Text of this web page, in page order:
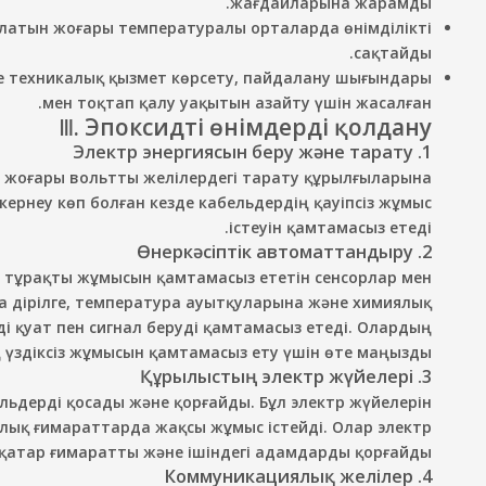
жоғары температуралы орталарда өнімділікті
сақтайды.
қызмет көрсету, пайдалану шығындары
мен тоқтап қалу уақытын азайту үшін жасалған.
Ⅲ. Эпоксидті өнімдерді қолдану
1. Электр энергиясын беру және тарату
вольтты желілердегі тарату құрылғыларына
көп болған кезде кабельдердің қауіпсіз жұмыс
істеуін қамтамасыз етеді.
2. Өнеркәсіптік автоматтандыру
тұрақты жұмысын қамтамасыз ететін сенсорлар мен
дірілге, температура ауытқуларына және химиялық
қуат пен сигнал беруді қамтамасыз етеді. Олардың
үздіксіз жұмысын қамтамасыз ету үшін өте маңызды.
3. Құрылыстың электр жүйелері
қосады және қорғайды. Бұл электр жүйелерін
ғимараттарда жақсы жұмыс істейді. Олар электр
ғимаратты және ішіндегі адамдарды қорғайды.
4. Коммуникациялық желілер